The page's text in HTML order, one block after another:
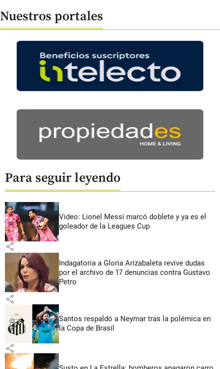
Nuestros portales
Para seguir leyendo
Video: Lionel Messi marcó doblete y ya es el
goleador de la Leagues Cup
share
Indagatoria a Gloria Arizabaleta revive dudas
por el archivo de 17 denuncias contra Gustavo
Petro
share
Santos respaldó a Neymar tras la polémica en
la Copa de Brasil
share